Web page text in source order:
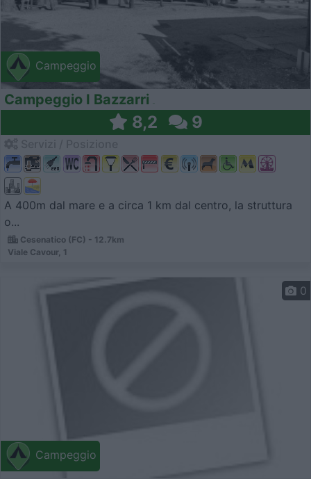
Campeggio
Campeggio I Bazzarri
8,2 9
A 400m dal mare e a circa 1 km dal centro, la struttura
o...
Cesenatico (FC) - 12.7km
Viale Cavour, 1
Campeggio
0